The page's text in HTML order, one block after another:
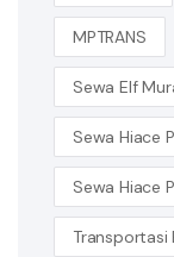
MPTRANS
Sewa Elf
Sewa Hiace
Sewa Hiace
Transportasi